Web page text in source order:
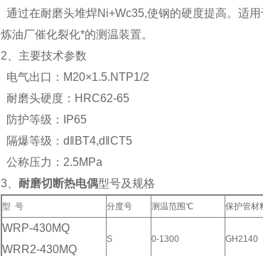
通过在耐磨头堆焊Ni+Wc35,使钢的硬度提高。适
炼油厂催化裂化*的测温装置。
2、主要技术参数
电气出口：M20×1.5.NTP1/2
耐磨头硬度：HRC62-65
防护等级：IP65
隔爆等级：d‖BT4,d‖CT5
公称压力：2.5MPa
3、 耐磨切断热电偶型号及规格
型 号 分度号 测温范围℃ 保护管材
WRP-430MQ
WRR2-430MQ
S 0-1300 GH2140